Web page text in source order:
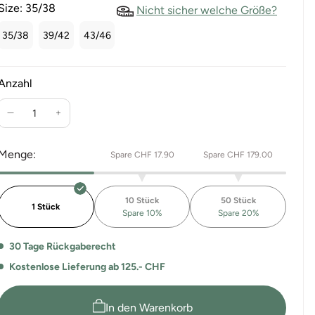
35/38 Nicht sicher welche Größe?
35/38 39/42 43/46
Verringere
Menge
für
Hohe
Sportsocken
Duo
Pack
Erhöhe
Hohe
Sportsocken
Duo
Pack
Spare CHF 17.90 Spare CHF 179.00
1 Stück
10 Stück
Spare 10%
50 Stück
Spare 20%
30 Tage Rückgaberecht
Kostenlose Lieferung ab 125.- CHF
In den Warenkorb